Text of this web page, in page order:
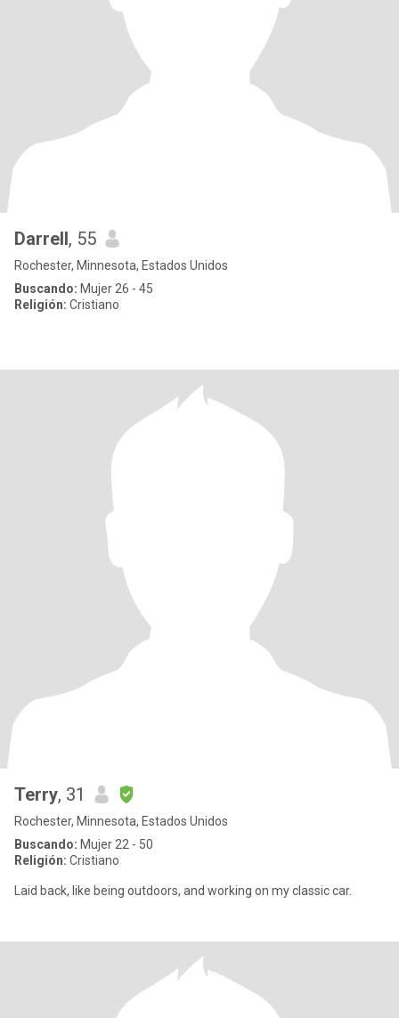
Darrell, 55
Rochester, Minnesota, Estados Unidos
Buscando: Mujer 26 - 45
Religión: Cristiano
Terry, 31
Rochester, Minnesota, Estados Unidos
Buscando: Mujer 22 - 50
Religión: Cristiano
Laid back, like being outdoors, and working on my classic car.